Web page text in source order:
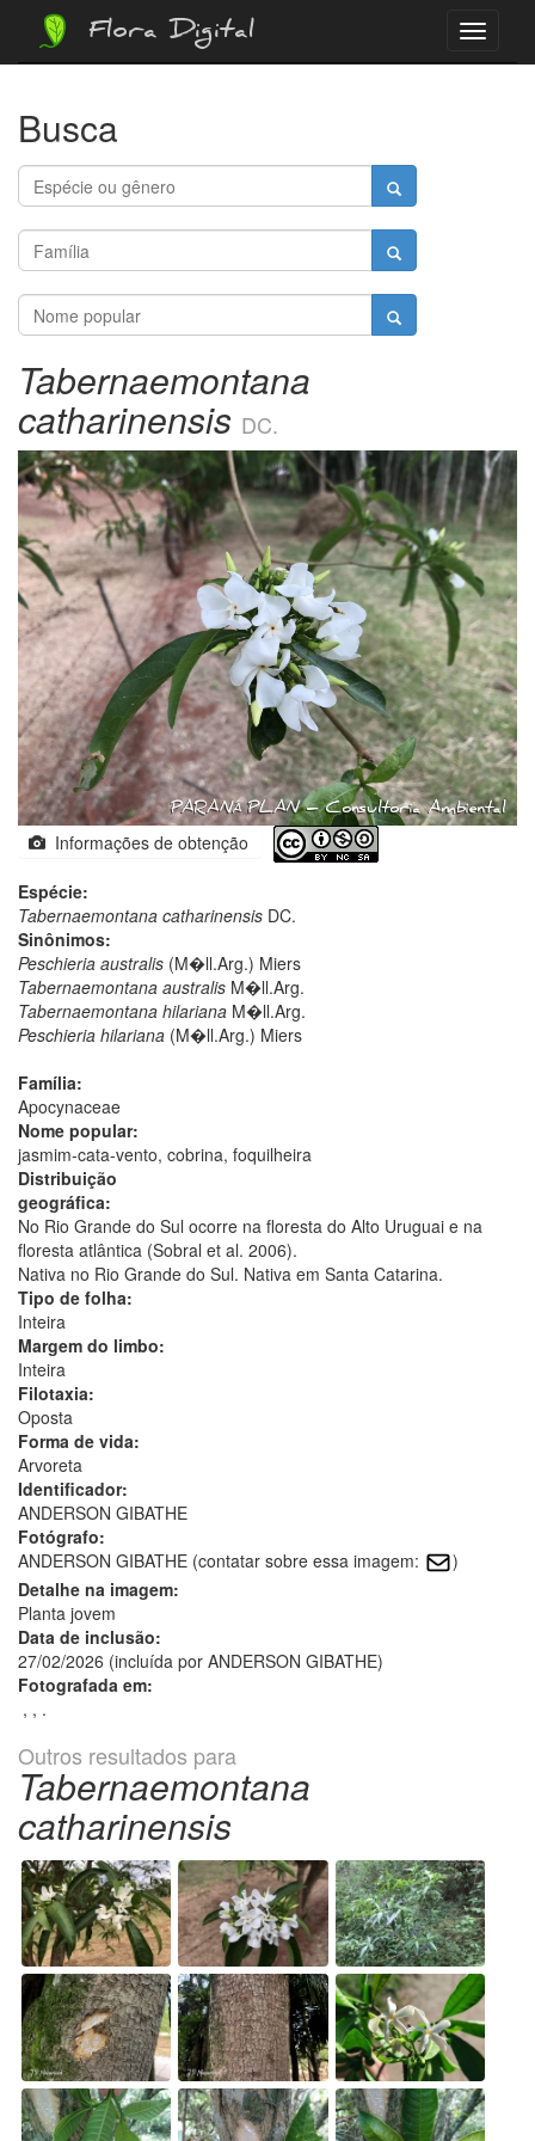
Menu
Flora Digital
Busca
Tabernaemontana
catharinensis DC.
Informações de obtenção
Espécie:
Tabernaemontana catharinensis DC.
Sinônimos:
Peschieria australis (M�ll.Arg.) Miers
Tabernaemontana australis M�ll.Arg.
Tabernaemontana hilariana M�ll.Arg.
Peschieria hilariana (M�ll.Arg.) Miers
Família:
Apocynaceae
Nome popular:
jasmim-cata-vento, cobrina, foquilheira
Distribuição
geográfica:
No Rio Grande do Sul ocorre na floresta do Alto Uruguai e na
floresta atlântica (Sobral et al. 2006).
Nativa no Rio Grande do Sul. Nativa em Santa Catarina.
Tipo de folha:
Inteira
Margem do limbo:
Inteira
Filotaxia:
Oposta
Forma de vida:
Arvoreta
Identificador:
ANDERSON GIBATHE
Fotógrafo:
ANDERSON GIBATHE (contatar sobre essa imagem:
)
Detalhe na imagem:
Planta jovem
Data de inclusão:
27/02/2026 (incluída por ANDERSON GIBATHE)
Fotografada em:
, , .
Outros resultados para
Tabernaemontana
catharinensis